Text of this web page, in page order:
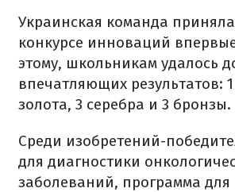
Украинская команда
конкурсе инноваций
этому, школьникам удалось
впечатляющих результатов:
золота, 3 серебра и 3 бронзы.
Среди изобретений-
для диагностики
заболеваний, программа